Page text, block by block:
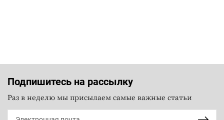
Подпишитесь на рассылку
Раз в неделю мы присылаем самые важные статьи